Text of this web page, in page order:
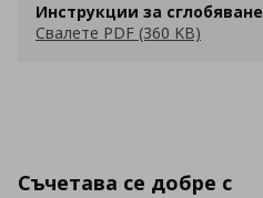
Инструкции за сглобяване
Свалете PDF (360 KB)
Съчетава се добре с